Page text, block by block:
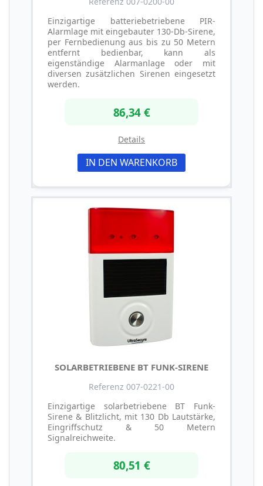
Einzigartige batteriebetriebene PIR-
Alarmlage mit eingebauter 130-Db-Sirene,
per Fernbedienung aus bis zu 50 Metern
entfernt bedienbar, kann als
eigenständige Alarmanlage oder mit
diversen zusätzlichen Sirenen eingesetzt
werden.
86,34 €
Details
IN DEN WARENKORB
SOLARBETRIEBENE BT FUNK-SIRENE
Referenz 007-0221-00
Einzigartige solarbetriebene BT Funk-
Sirene & Blitzlicht, mit 130 Db Lautstärke,
Eingriffschutz & 50 Metern
Signalreichweite.
80,51 €